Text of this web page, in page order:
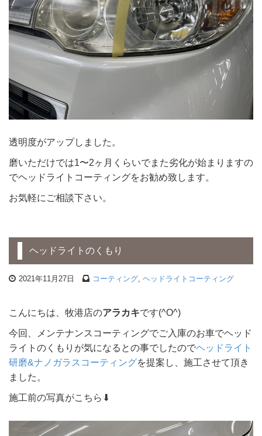
透明度がアップしました。
磨いただけでは1〜2ヶ月くらいでまた劣化が始まりますの
でヘッドライトコーティングをお勧め致します。
お気軽にご相談下さい。
ヘッドライトのくもり
2021年11月27日 コーティング, ヘッドライトコーティング
こんにちは、牧港店のアラカキです(^O^)
今回、メンテナンスコーティングでご入庫のお車でヘッド
ライトのくもりが気になるとの事でしたのでヘッドライト
研磨&ナノガラスコーティングを提案し、施工させて頂き
ました。
施工前の写真がこちら⬇︎